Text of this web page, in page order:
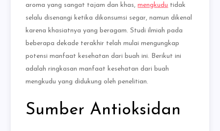
aroma yang sangat tajam dan khas,mengkudu tidak
selalu disenangi ketika dikonsumsi segar, namun dikenal
karena khasiatnya yang beragam. Studi ilmiah pada
beberapa dekade terakhir telah mulai mengungkap
potensi manfaat kesehatan dari buah ini. Berikut ini
adalah ringkasan manfaat kesehatan dari buah
mengkudu yang didukung oleh penelitian.
Sumber Antioksidan